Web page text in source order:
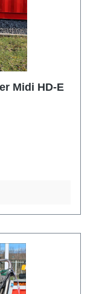
Midi HD-E